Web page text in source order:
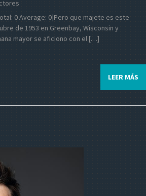
0 Average: 0]Pero que majete es este
de 1953 en Greenbay, Wisconsin y
mayor se aficiono con el […]
LEER MÁS